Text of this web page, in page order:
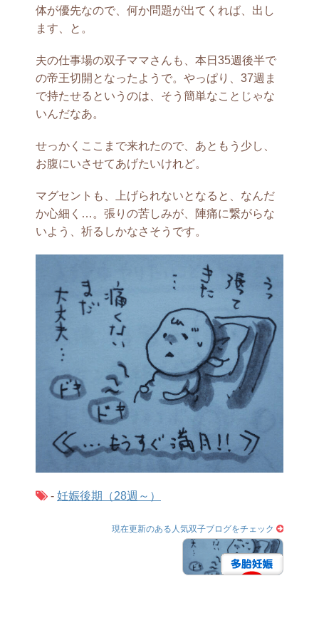
体が優先なので、何か問題が出てくれば、出し
ます、と。
夫の仕事場の双子ママさんも、本日35週後半で
の帝王切開となったようで。やっぱり、37週ま
で持たせるというのは、そう簡単なことじゃな
いんだなあ。
せっかくここまで来れたので、あともう少し、
お腹にいさせてあげたいけれど。
マグセントも、上げられないとなると、なんだ
か心細く…。張りの苦しみが、陣痛に繋がらな
いよう、祈るしかなさそうです。
- 妊娠後期（28週～）
現在更新のある人気双子ブログをチェック